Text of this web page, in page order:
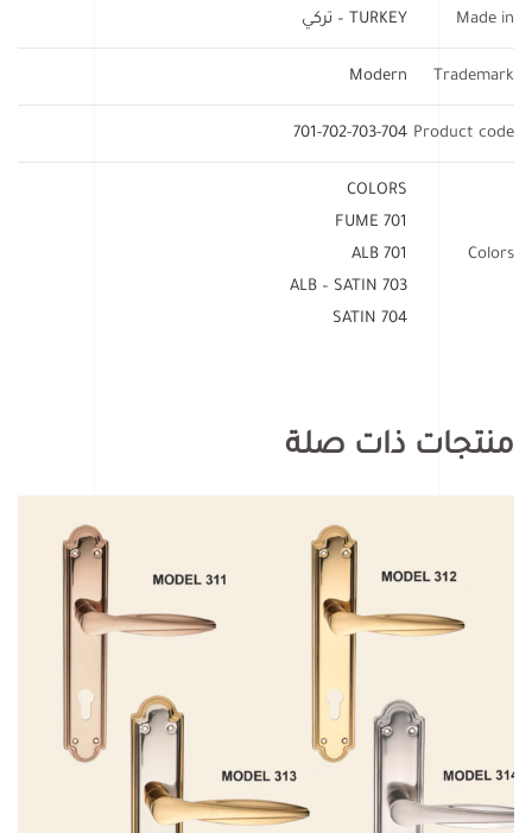
Made in TURKEY – تركي
Trademark
Modern
Product code
701-702-703-704
Colors
COLORS
701 FUME
701 ALB
703 ALB – SATIN
704 SATIN
منتجات ذات صلة